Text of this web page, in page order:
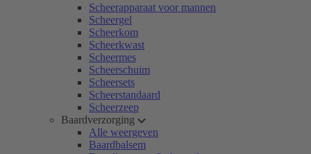
Scheerapparaat voor mannen
Scheergel
Scheerkom
Scheerkwast
Scheermes
Scheerschuim
Scheersets
Scheerstandaard
Scheerzeep
Baardverzorging
Alle weergeven
Baardbalsem